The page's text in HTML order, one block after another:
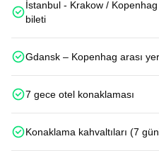
İstanbul - Krakow /
bileti
Gdansk – Kopenhag arası
7 gece otel konaklaması
Konaklama kahvaltıları (7